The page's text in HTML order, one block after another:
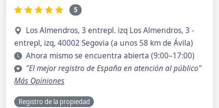
5
Los Almendros, 3 entrepl. izq Los Almendros, 3 -
entrepl, izq, 40002 Segovia (a unos 58 km de Ávila)
Ahora mismo se encuentra abierta (9:00–17:00)
"El mejor registro de España en atención al público"
Más Opiniones
Registro de la propiedad